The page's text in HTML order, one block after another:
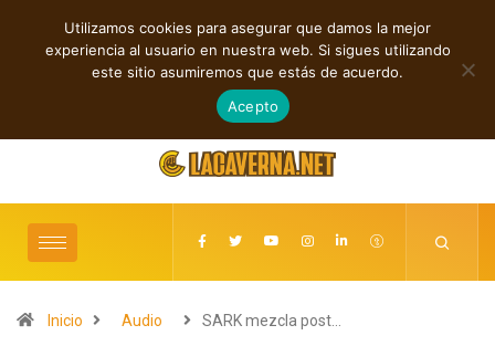
TENDENCIAS
Cuatro lanzamientos independientes entre introspección y fuerza
agosto 6, 2026
Inicio Audio SARK mezcla post…
Utilizamos cookies para asegurar que damos la mejor
experiencia al usuario en nuestra web. Si sigues utilizando
este sitio asumiremos que estás de acuerdo.
Acepto